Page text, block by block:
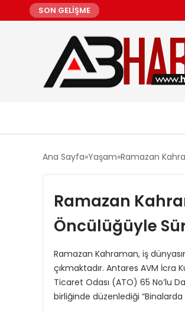
SON GELİŞME
Ana Sayfa Yaşam Ramazan
Ramazan
Öncülüğüyle
Ramazan Kahraman, iş
çıkmaktadır. Antares AVM İcra
Ticaret Odası (ATO) 65 No’lu
birliğinde düzenlediği “Binalarda